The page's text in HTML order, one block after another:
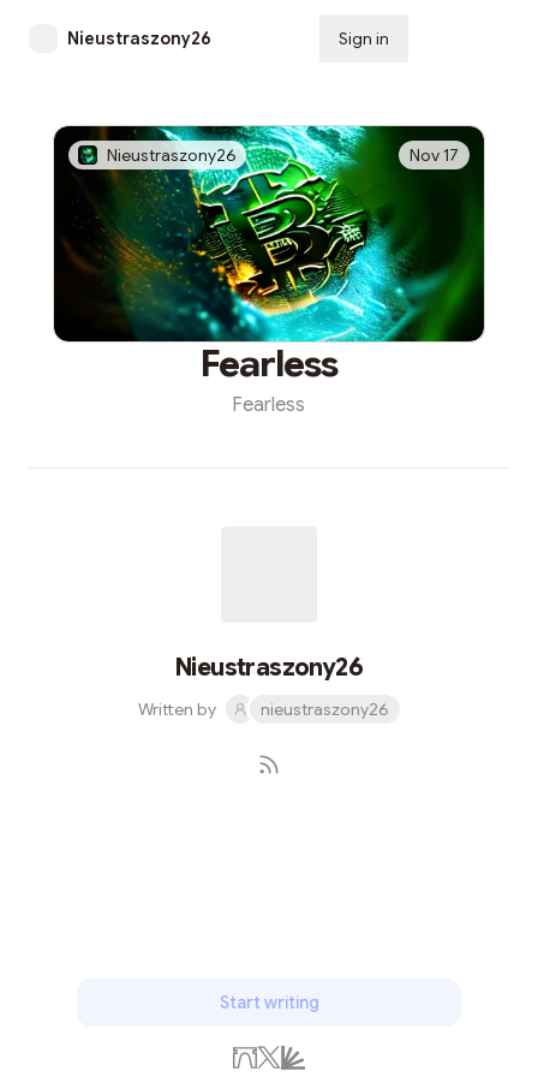
Nieustraszony26 Sign in
Nieustraszony26 Nov 17
Fearless
Fearless
Nieustraszony26
Written by nieustraszony26
Start writing